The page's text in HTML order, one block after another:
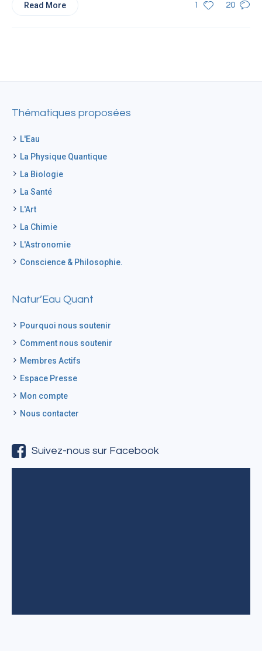
1 20
Read More
Thématiques proposées
L'Eau
La Physique Quantique
La Biologie
La Santé
L'Art
La Chimie
L'Astronomie
Conscience & Philosophie.
Natur’Eau Quant
Pourquoi nous soutenir
Comment nous soutenir
Membres Actifs
Espace Presse
Mon compte
Nous contacter
Suivez-nous sur Facebook